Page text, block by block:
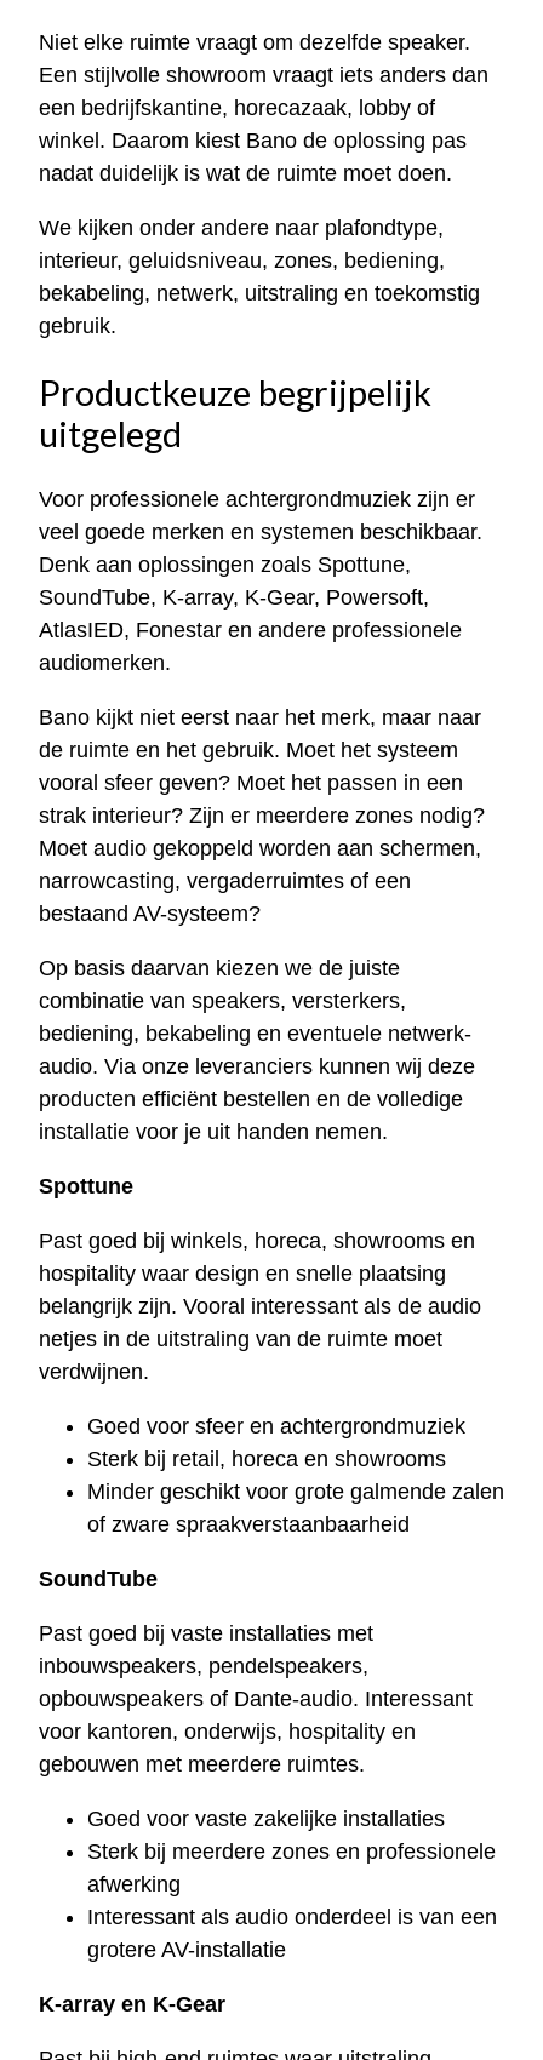
Niet elke ruimte vraagt om dezelfde speaker.
Een stijlvolle showroom vraagt iets anders dan
een bedrijfskantine, horecazaak, lobby of
winkel. Daarom kiest Bano de oplossing pas
nadat duidelijk is wat de ruimte moet doen.
We kijken onder andere naar plafondtype,
interieur, geluidsniveau, zones, bediening,
bekabeling, netwerk, uitstraling en toekomstig
gebruik.
Productkeuze begrijpelijk
uitgelegd
Voor professionele achtergrondmuziek zijn er
veel goede merken en systemen beschikbaar.
Denk aan oplossingen zoals Spottune,
SoundTube, K-array, K-Gear, Powersoft,
AtlasIED, Fonestar en andere professionele
audiomerken.
Bano kijkt niet eerst naar het merk, maar naar
de ruimte en het gebruik. Moet het systeem
vooral sfeer geven? Moet het passen in een
strak interieur? Zijn er meerdere zones nodig?
Moet audio gekoppeld worden aan schermen,
narrowcasting, vergaderruimtes of een
bestaand AV-systeem?
Op basis daarvan kiezen we de juiste
combinatie van speakers, versterkers,
bediening, bekabeling en eventuele netwerk-
audio. Via onze leveranciers kunnen wij deze
producten efficiënt bestellen en de volledige
installatie voor je uit handen nemen.
Spottune
Past goed bij winkels, horeca, showrooms en
hospitality waar design en snelle plaatsing
belangrijk zijn. Vooral interessant als de audio
netjes in de uitstraling van de ruimte moet
verdwijnen.
Goed voor sfeer en achtergrondmuziek
Sterk bij retail, horeca en showrooms
Minder geschikt voor grote galmende zalen
of zware spraakverstaanbaarheid
SoundTube
Past goed bij vaste installaties met
inbouwspeakers, pendelspeakers,
opbouwspeakers of Dante-audio. Interessant
voor kantoren, onderwijs, hospitality en
gebouwen met meerdere ruimtes.
Goed voor vaste zakelijke installaties
Sterk bij meerdere zones en professionele
afwerking
Interessant als audio onderdeel is van een
grotere AV-installatie
K-array en K-Gear